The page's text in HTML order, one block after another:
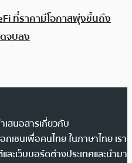
ที่ราคามีโอกาสพุ่งขึ้นถึง
จบลง
สนอสารเกี่ยวกับ
เชนเพื่อคนไทย ในภาษาไทย เรา
ะเว็บบอร์ดต่างประเทศและนำมา